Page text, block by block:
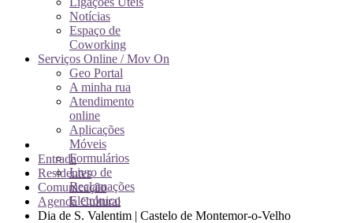
Notícias
Espaço de
Coworking
Serviços Online / Mov On
Geo Portal
A minha rua
Atendimento
online
Aplicações
Móveis
Formulários
Livro de
Reclamações
Eletrónico
Entrada
Residentes
Comunicação
Agenda Cultural
Dia de S. Valentim | Castelo de Montemor-o-Velho